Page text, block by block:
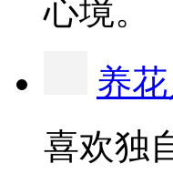
心境。
养花
喜欢独